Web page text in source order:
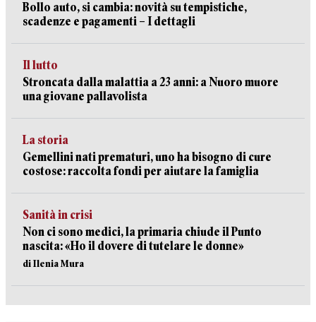
Bollo auto, si cambia: novità su tempistiche,
scadenze e pagamenti – I dettagli
Il lutto
Stroncata dalla malattia a 23 anni: a Nuoro muore
una giovane pallavolista
La storia
Gemellini nati prematuri, uno ha bisogno di cure
costose: raccolta fondi per aiutare la famiglia
Sanità in crisi
Non ci sono medici, la primaria chiude il Punto
nascita: «Ho il dovere di tutelare le donne»
di Ilenia Mura